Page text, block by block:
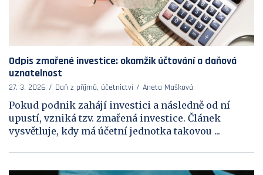
Odpis zmařené investice: okamžik účtování a daňová
uznatelnost
27. 3. 2026 Daň z příjmů, účetnictví Aneta Mašková
Pokud podnik zahájí investici a následně od ní
upustí, vzniká tzv. zmařená investice. Článek
vysvětluje, kdy má účetní jednotka takovou ...